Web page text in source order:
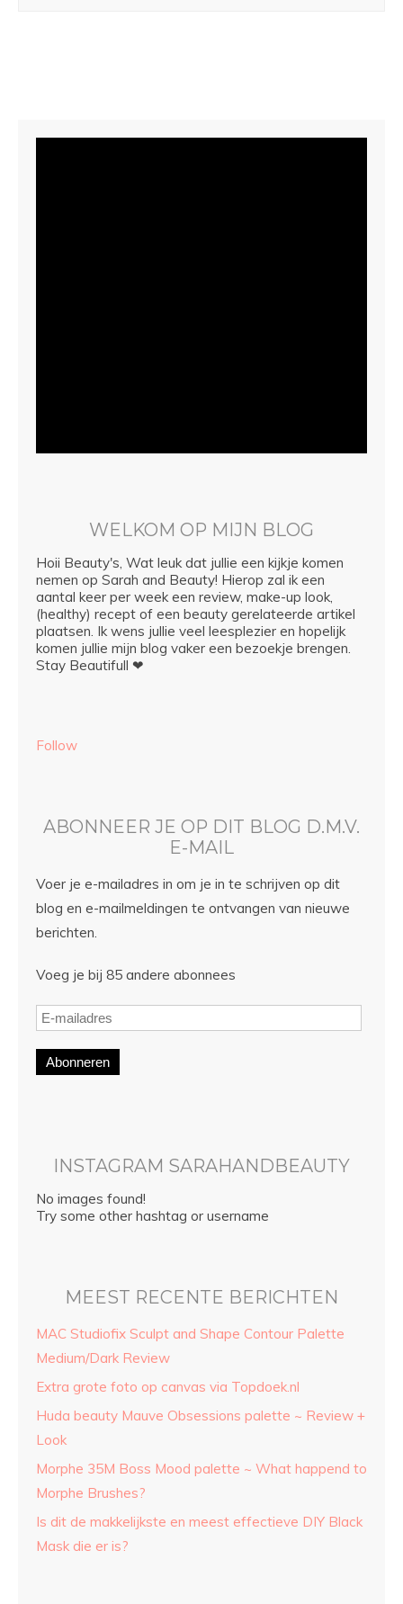
WELKOM OP MIJN BLOG
Hoii Beauty's, Wat leuk dat jullie een kijkje komen
nemen op Sarah and Beauty! Hierop zal ik een
aantal keer per week een review, make-up look,
(healthy) recept of een beauty gerelateerde artikel
plaatsen. Ik wens jullie veel leesplezier en hopelijk
komen jullie mijn blog vaker een bezoekje brengen.
Stay Beautifull ❤
Follow
ABONNEER JE OP DIT BLOG D.M.V.
E-MAIL
Voer je e-mailadres in om je in te schrijven op dit
blog en e-mailmeldingen te ontvangen van nieuwe
berichten.
Voeg je bij 85 andere abonnees
Abonneren
INSTAGRAM SARAHANDBEAUTY
No images found!
Try some other hashtag or username
MEEST RECENTE BERICHTEN
MAC Studiofix Sculpt and Shape Contour Palette
Medium/Dark Review
Extra grote foto op canvas via Topdoek.nl
Huda beauty Mauve Obsessions palette ~ Review +
Look
Morphe 35M Boss Mood palette ~ What happend to
Morphe Brushes?
Is dit de makkelijkste en meest effectieve DIY Black
Mask die er is?